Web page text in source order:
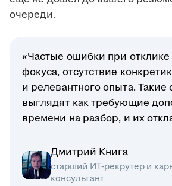
очереди.
«Частые ошибки при
фокуса, отсутствие
и релевантного опыта. Такие
выглядят как требующие
времени на разбор, и их
Дмитрий Книга
старший ИТ-рекрутер и
консультант